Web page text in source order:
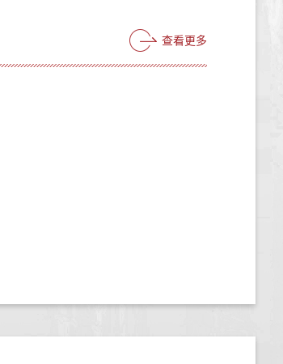
查看更多